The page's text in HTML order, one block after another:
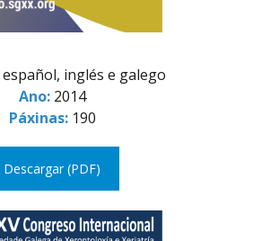
español, inglés e galego
Ano:2014
Páxinas:190
Descargar (PDF)